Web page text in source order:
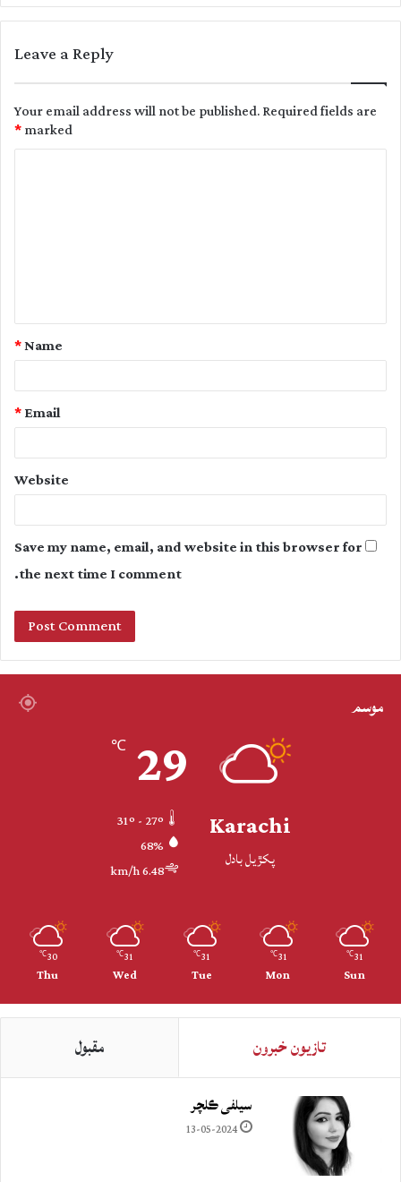
Leave a Reply
Your email address will not be published.Required fields are
marked
*
t
Name
*
Email
*
Website
Save my name, email, and website in this browser for
the next time I comment.
موسم
Karachi
پکڙيل بادل
29
℃
68%
6.48 km/h
31
℃
Sun
31
℃
Mon
31
℃
Tue
31
℃
Wed
30
℃
Thu
تازيون خبرون مقبول
سيلفي ڪلچر
13-05-2024